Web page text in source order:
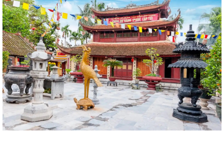
niên, Nhi đồng thành phố Hải...
HỘI NGHỊ BỒI DƯỠNG, TẬP HUẤN LÝ LUẬN CHÍNH TRỊ HÈ NĂM 2026
CHO ĐỘI NGŨ CÁN BỘ QUẢN LÝ, GIÁO VIÊN...
PHƯỜNG BẠCH ĐẰNG THAM DỰ HỘI NGHỊ TẬP HUẤN TRIỂN KHAI THỦ
TỤC HÀNH CHÍNH CỦA ĐẢNG TRÊN MÔI TRƯỜNG...
ĐẢNG BỘ PHƯỜNG BẠCH ĐẰNG: TĂNG CƯỜNG CÔNG TÁC KIỂM TRA,
GIÁM SÁT VÀ KỶ LUẬT CỦA ĐẢNG TRONG 6 THÁNG...
ĐẢNG ỦY PHƯỜNG BẠCH ĐẰNG THAM DỰ HỘI NGHỊ TRỰC TUYẾN SƠ
KẾT CÔNG TÁC BÁO CÁO VIÊN THÁNG 7 NĂM 2026